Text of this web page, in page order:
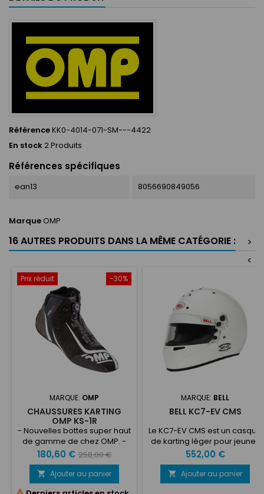
RéférenceKK0-4014-071-SM---4422
En stock2 Produits
Références spécifiques
ean13 8056690849056
MarqueOMP
16 AUTRES PRODUITS DANS LA MÊME CATÉGORIE :
>
<
-30%
Prix réduit
MARQUE: OMP
CHAUSSURES KARTING
OMP KS-1R
- Nouvelles bottes super haut
de gamme de chez OMP. -
Spécialement conçue pour le
Karting. - Elles possèdent des
semelles nouvelle
génération qui garantissent
Prix
180,60 € Prix
de
base
258,00 €
 Ajouter au panier
MARQUE: BELL
BELL KC7-EV CMS
Le KC7-EV CMS est un casque
de karting léger pour jeunes
basé sur le design HP7
éprouvé en F1, doté d'un
grand port oculaire pour une
visibilité améliorée. Le design
Prix
552,00 €
 Ajouter au panier